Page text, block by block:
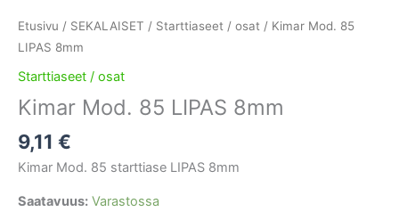
Etusivu / SEKALAISET / Starttiaseet / osat / Kimar Mod. 85
LIPAS 8mm
Starttiaseet / osat
Kimar Mod. 85 LIPAS 8mm
9,11 €
Kimar Mod. 85 starttiase LIPAS 8mm
Saatavuus: Varastossa